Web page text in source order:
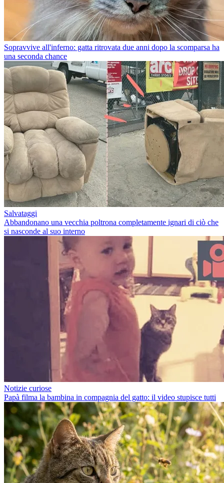
Sopravvive all'inferno: gatta ritrovata due anni dopo la scomparsa ha
una seconda chance
Salvataggi
Abbandonano una vecchia poltrona completamente ignari di ciò che
si nasconde al suo interno
Notizie curiose
Papà filma la bambina in compagnia del gatto: il video stupisce tutti